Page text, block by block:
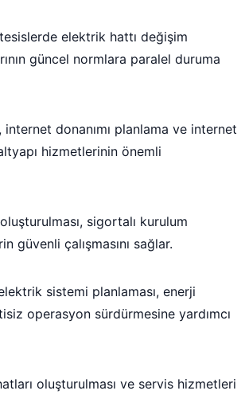
tesislerde elektrik hattı değişim
güncel normlara paralel duruma
donanımı planlama ve internet
hizmetlerinin önemli
sigortalı kurulum
güvenli çalışmasını sağlar.
sistemi planlaması, enerji
operasyon sürdürmesine yardımcı
oluşturulması ve servis hizmetleri